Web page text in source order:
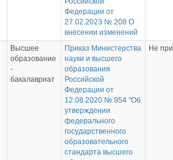
Федерации от
27.02.2023 № 208 О
внесении изменений
Высшее
образование
-
бакалавриат
Приказ Министерства
науки и высшего
образования
Российской
Федерации от
12.08.2020 № 954 "Об
утверждении
федерального
государственного
образовательного
стандарта высшего
Не